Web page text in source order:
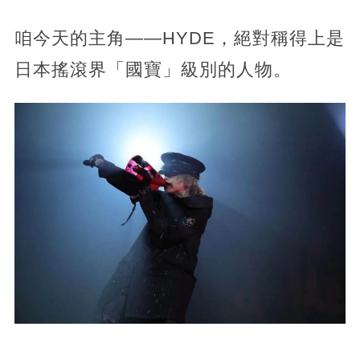
咱今天的主角——HYDE，絕對稱得上是
日本搖滾界「國寶」級別的人物。